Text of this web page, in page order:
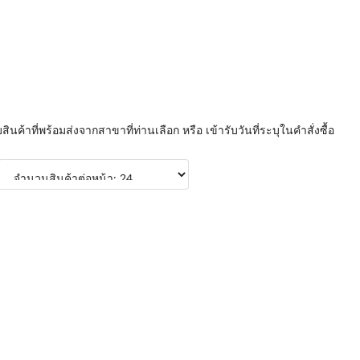
ค้าที่พร้อมส่งจากสาขาที่ท่านเลือก หรือ เข้ารับวันที่ระบุในคำสั่งซื้อ